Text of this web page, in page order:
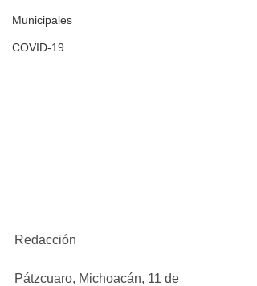
Municipales
COVID-19
Redacción
Pátzcuaro, Michoacán, 11 de